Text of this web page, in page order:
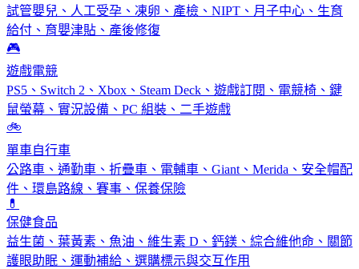
試管嬰兒、人工受孕、凍卵、產檢、NIPT、月子中心、生育
給付、育嬰津貼、產後修復
🎮
遊戲電競
PS5、Switch 2、Xbox、Steam Deck、遊戲訂閱、電競椅、鍵
鼠螢幕、實況設備、PC 組裝、二手遊戲
🚲
單車自行車
公路車、通勤車、折疊車、電輔車、Giant、Merida、安全帽配
件、環島路線、賽事、保養保險
💊
保健食品
益生菌、葉黃素、魚油、維生素 D、鈣鎂、綜合維他命、關節
護眼助眠、運動補給、選購標示與交互作用